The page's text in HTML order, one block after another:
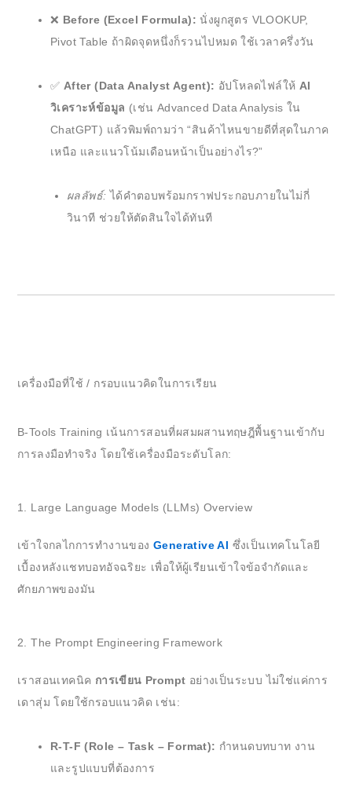
❌ Before (Excel Formula): นั่งผูกสูตร VLOOKUP,
Pivot Table ถ้าผิดจุดหนึ่งก็รวนไปหมด ใช้เวลาครึ่งวัน
✅ After (Data Analyst Agent): อัปโหลดไฟล์ให้ AI
วิเคราะห์ข้อมูล (เช่น Advanced Data Analysis ใน
ChatGPT) แล้วพิมพ์ถามว่า “สินค้าไหนขายดีที่สุดในภาค
เหนือ และแนวโน้มเดือนหน้าเป็นอย่างไร?”
ผลลัพธ์: ได้คำตอบพร้อมกราฟประกอบภายในไม่กี่
วินาที ช่วยให้ตัดสินใจได้ทันที
เครื่องมือที่ใช้ / กรอบแนวคิดในการเรียน
B-Tools Training เน้นการสอนที่ผสมผสานทฤษฎีพื้นฐานเข้ากับ
การลงมือทำจริง โดยใช้เครื่องมือระดับโลก:
1. Large Language Models (LLMs) Overview
เข้าใจกลไกการทำงานของGenerative AI ซึ่งเป็นเทคโนโลยี
เบื้องหลังแชทบอทอัจฉริยะ เพื่อให้ผู้เรียนเข้าใจข้อจำกัดและ
ศักยภาพของมัน
2. The Prompt Engineering Framework
เราสอนเทคนิค การเขียน Prompt อย่างเป็นระบบ ไม่ใช่แค่การ
เดาสุ่ม โดยใช้กรอบแนวคิด เช่น:
R-T-F (Role – Task – Format): กำหนดบทบาท งาน
และรูปแบบที่ต้องการ